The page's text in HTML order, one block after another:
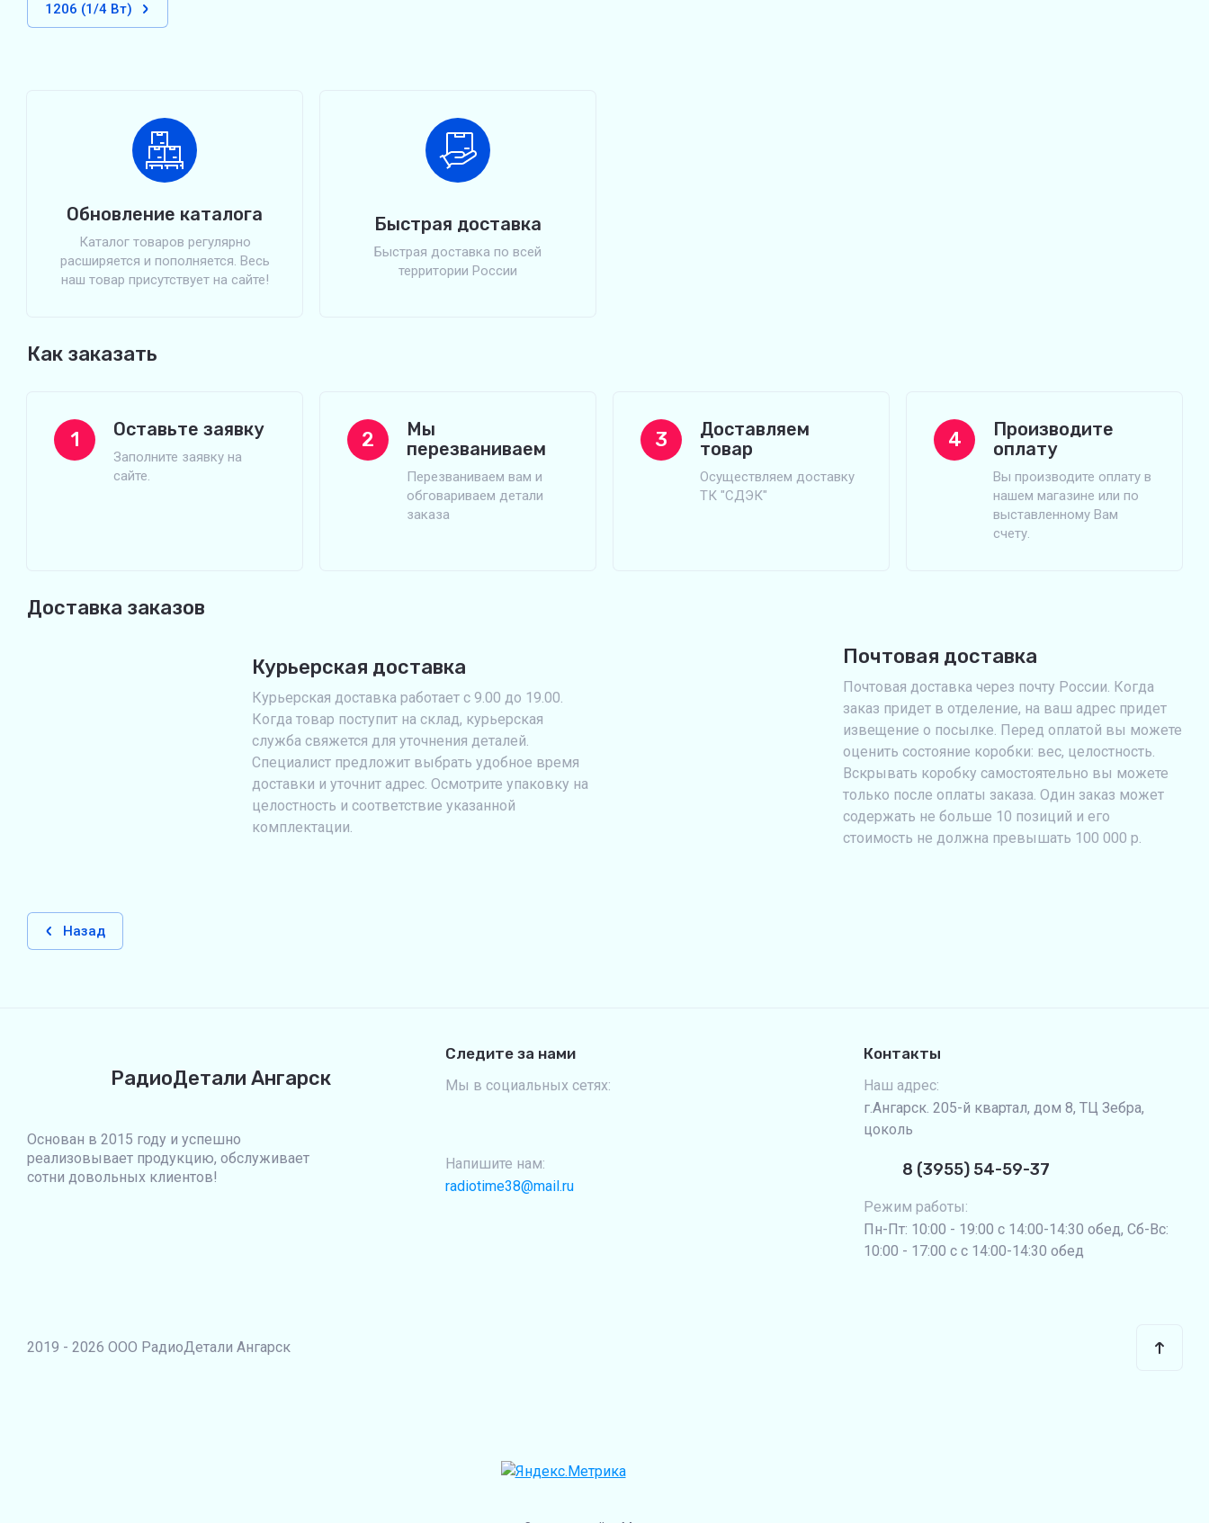
1206 (1/4 Вт)
Обновление каталога
Каталог товаров регулярно
расширяется и пополняется. Весь
наш товар присутствует на сайте!
Быстрая доставка
Быстрая доставка по всей
территории России
Как заказать
1 Оставьте заявку
Заполните заявку на
сайте.
2
Мы
перезваниваем
Перезваниваем вам и
обговариваем детали
заказа
3
Доставляем
товар
Осуществляем доставку
ТК "СДЭК"
4
Производите
оплату
Вы производите оплату в
нашем магазине или по
выставленному Вам
счету.
Доставка заказов
Курьерская доставка
Курьерская доставка работает с 9.00 до 19.00.
Когда товар поступит на склад, курьерская
служба свяжется для уточнения деталей.
Специалист предложит выбрать удобное время
доставки и уточнит адрес. Осмотрите упаковку на
целостность и соответствие указанной
комплектации.
Почтовая доставка
Почтовая доставка через почту России. Когда
заказ придет в отделение, на ваш адрес придет
извещение о посылке. Перед оплатой вы можете
оценить состояние коробки: вес, целостность.
Вскрывать коробку самостоятельно вы можете
только после оплаты заказа. Один заказ может
содержать не больше 10 позиций и его
стоимость не должна превышать 100 000 р.
Назад
РадиоДетали Ангарск
Основан в 2015 году и успешно
реализовывает продукцию, обслуживает
сотни довольных клиентов!
Следите за нами
Мы в социальных сетях:
Напишите нам:
radiotime38@mail.ru
Контакты
Наш адрес:
г.Ангарск. 205-й квартал, дом 8, ТЦ Зебра,
цоколь
8 (3955) 54-59-37
Режим работы:
Пн-Пт: 10:00 - 19:00 с 14:00-14:30 обед, Сб-Вс:
10:00 - 17:00 с с 14:00-14:30 обед
2019 - 2026 ООО РадиоДетали Ангарск